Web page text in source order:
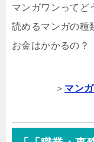
マンガワンってど
読めるマンガの種
お金はかかるの？
＞ マン